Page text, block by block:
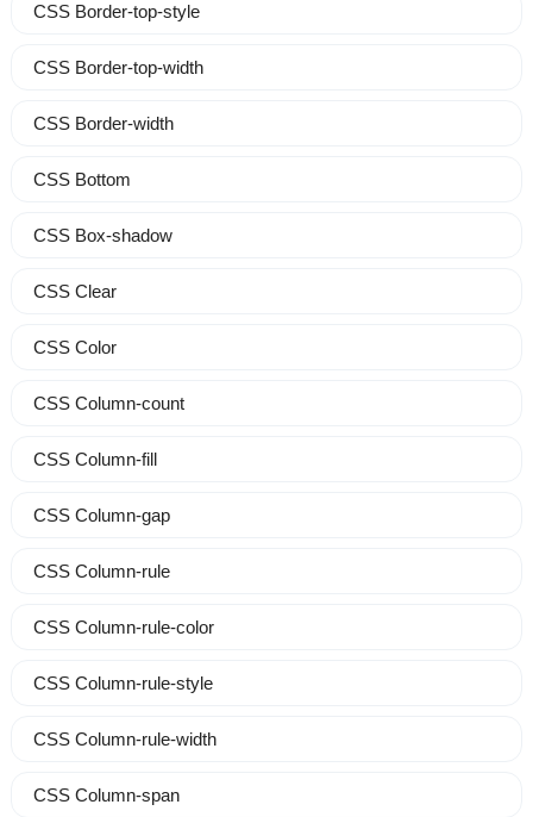
CSS Border-top-style
CSS Border-top-width
CSS Border-width
CSS Bottom
CSS Box-shadow
CSS Clear
CSS Color
CSS Column-count
CSS Column-fill
CSS Column-gap
CSS Column-rule
CSS Column-rule-color
CSS Column-rule-style
CSS Column-rule-width
CSS Column-span